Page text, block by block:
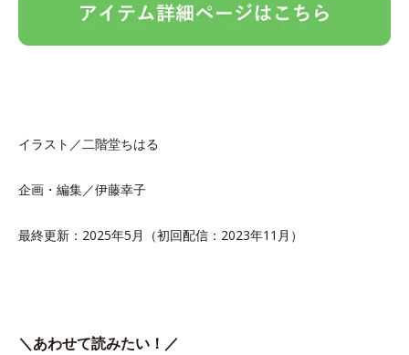
イラスト／二階堂ちはる
企画・編集／伊藤幸子
最終更新：2025年5月（初回配信：2023年11月）
＼あわせて読みたい！／